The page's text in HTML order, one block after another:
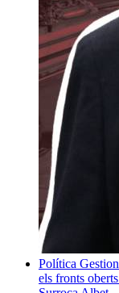
Política
els fronts